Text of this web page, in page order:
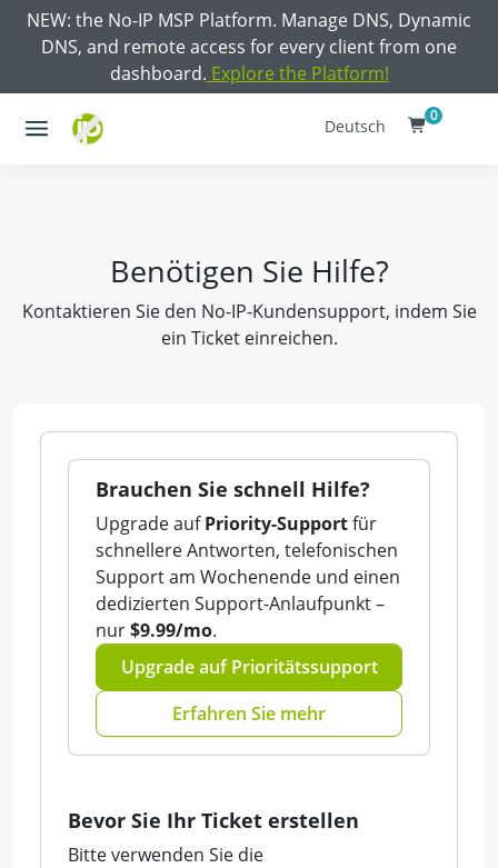
NEW: the No-IP MSP Platform. Manage DNS, Dynamic
DNS, and remote access for every client from one
dashboard. Explore the Platform!
Deutsch 0
Benötigen Sie Hilfe?
Kontaktieren Sie den No-IP-Kundensupport, indem Sie
ein Ticket einreichen.
Brauchen Sie schnell Hilfe?
Upgrade aufPriority-Supportfür
schnellere Antworten, telefonischen
Support am Wochenende und einen
dedizierten Support-Anlaufpunkt –
nur$9.99/mo.
Upgrade auf Prioritätssupport
Erfahren Sie mehr
Bevor Sie Ihr Ticket erstellen
Bitte verwenden Sie die